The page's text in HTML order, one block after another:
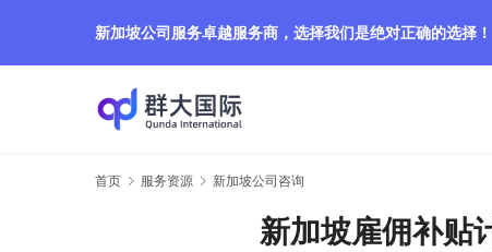
首页 服务资源 新加坡公司咨询
新加坡雇佣补贴
新加坡公司服务卓越服务商，选择我们是绝对正确的选择